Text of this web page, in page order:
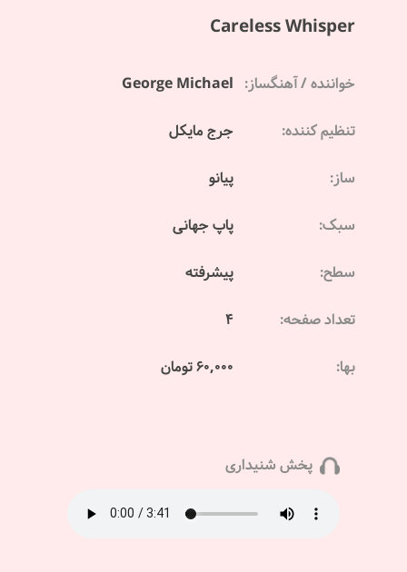
Careless Whisper
خواننده / آهنگساز: George Michael
تنظیم کننده: جرج مایکل
ساز: پیانو
سبک: پاپ جهانی
سطح: پیشرفته
تعداد صفحه: 4
بها: 60,000 تومان
پخش شنیداری